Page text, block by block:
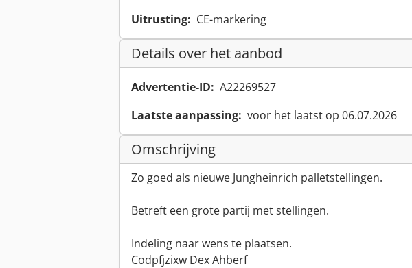
Uitrusting: CE-markering
Details over het aanbod
Advertentie-ID: A22269527
Laatste aanpassing: voor het laatst op 06.07.2026
Omschrijving
Zo goed als nieuwe Jungheinrich palletstellingen.
Betreft een grote partij met stellingen.
Indeling naar wens te plaatsen.
Codpfjzixw Dex Ahberf